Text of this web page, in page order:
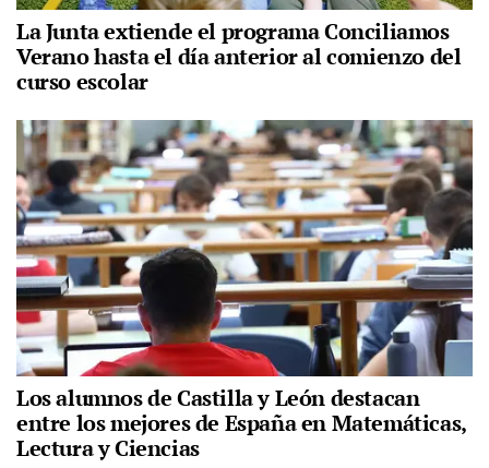
La Junta extiende el programa Conciliamos
Verano hasta el día anterior al comienzo del
curso escolar
Los alumnos de Castilla y León destacan
entre los mejores de España en Matemáticas,
Lectura y Ciencias